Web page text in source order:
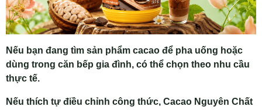
Nếu bạn đang tìm sản phẩm cacao để pha uống hoặc
dùng trong căn bếp gia đình, có thể chọn theo nhu cầu
thực tế.
Nếu thích tự điều chỉnh công thức, Cacao Nguyên Chất